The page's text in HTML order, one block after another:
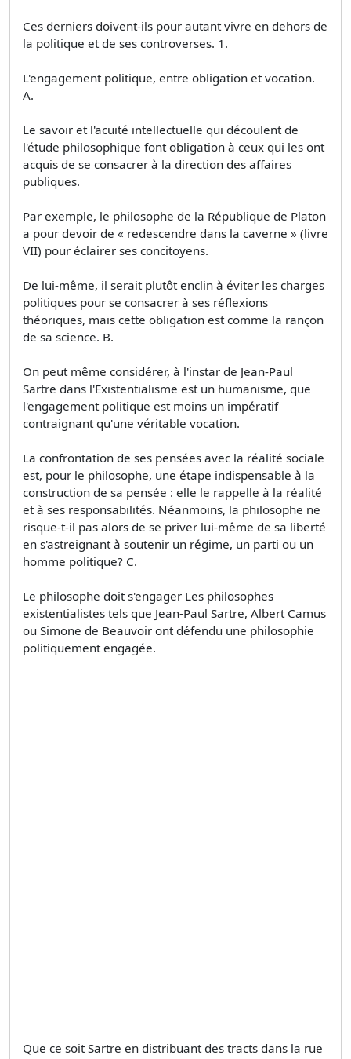
Ces derniers doivent-ils pour autant vivre en dehors de
la politique et de ses controverses. 1.
L'engagement politique, entre obligation et vocation.
A.
Le savoir et l'acuité intellectuelle qui découlent de
l'étude philosophique font obligation à ceux qui les ont
acquis de se consacrer à la direction des affaires
publiques.
Par exemple, le philosophe de la République de Platon
a pour devoir de « redescendre dans la caverne » (livre
VII) pour éclairer ses concitoyens.
De lui-même, il serait plutôt enclin à éviter les charges
politiques pour se consacrer à ses réflexions
théoriques, mais cette obligation est comme la rançon
de sa science. B.
On peut même considérer, à l'instar de Jean-Paul
Sartre dans l'Existentialisme est un humanisme, que
l'engagement politique est moins un impératif
contraignant qu'une véritable vocation.
La confrontation de ses pensées avec la réalité sociale
est, pour le philosophe, une étape indispensable à la
construction de sa pensée : elle le rappelle à la réalité
et à ses responsabilités. Néanmoins, la philosophe ne
risque-t-il pas alors de se priver lui-même de sa liberté
en s'astreignant à soutenir un régime, un parti ou un
homme politique? C.
Le philosophe doit s'engager Les philosophes
existentialistes tels que Jean-Paul Sartre, Albert Camus
ou Simone de Beauvoir ont défendu une philosophie
politiquement engagée.
Que ce soit Sartre en distribuant des tracts dans la rue